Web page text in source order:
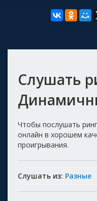
Слушать
Чтобы послушать
онлайн в хорошем
проигрывания.
Слушать из: Разные